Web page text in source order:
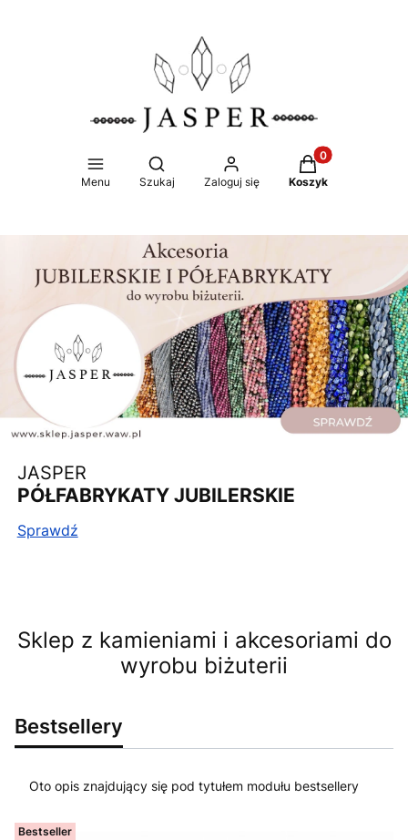
Menu
Otwórz wyszukiwarkę
Szukaj Zaloguj się
Produkty w
Koszyk
JASPER
PÓŁFABRYKATY JUBILERSKIE
Sprawdź
Sklep z kamieniami i akcesoriami do
wyrobu biżuterii
Bestsellery
Oto opis znajdujący się pod tytułem modułu bestsellery
Bestseller